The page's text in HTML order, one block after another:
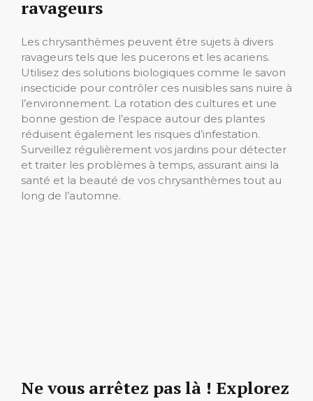
ravageurs
Les chrysanthèmes peuvent être sujets à divers
ravageurs tels que les pucerons et les acariens.
Utilisez des solutions biologiques comme le savon
insecticide pour contrôler ces nuisibles sans nuire à
l’environnement. La rotation des cultures et une
bonne gestion de l’espace autour des plantes
réduisent également les risques d’infestation.
Surveillez régulièrement vos jardins pour détecter
et traiter les problèmes à temps, assurant ainsi la
santé et la beauté de vos chrysanthèmes tout au
long de l’automne.
Ne vous arrêtez pas là ! Explorez